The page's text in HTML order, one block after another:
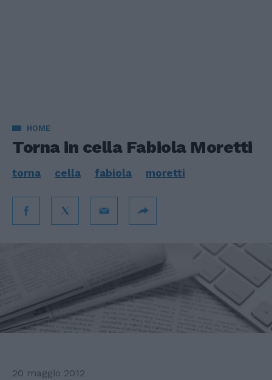
HOME
Torna in cella Fabiola Moretti
torna cella fabiola moretti
20 maggio 2012